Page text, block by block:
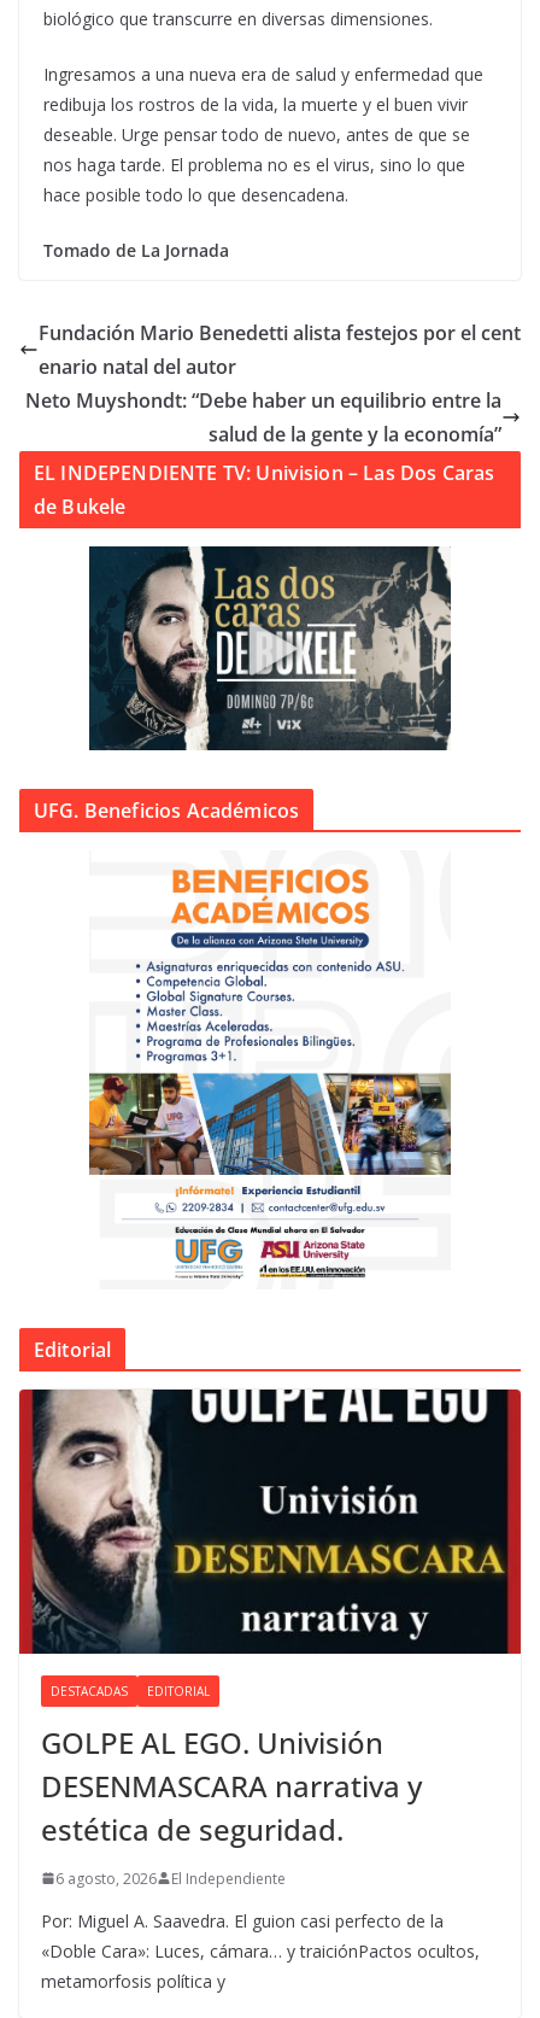
biológico que transcurre en diversas dimensiones.
Ingresamos a una nueva era de salud y enfermedad que
redibuja los rostros de la vida, la muerte y el buen vivir
deseable. Urge pensar todo de nuevo, antes de que se
nos haga tarde. El problema no es el virus, sino lo que
hace posible todo lo que desencadena.
Tomado de La Jornada
Fundación Mario Benedetti alista festejos por el cent
enario natal del autor
Neto Muyshondt: “Debe haber un equilibrio entre la
salud de la gente y la economía”
EL INDEPENDIENTE TV: Univision – Las Dos Caras
de Bukele
UFG. Beneficios Académicos
Editorial
DESTACADAS EDITORIAL
GOLPE AL EGO. Univisión
DESENMASCARA narrativa y
estética de seguridad.
6 agosto, 2026 El Independiente
Por: Miguel A. Saavedra. El guion casi perfecto de la
«Doble Cara»: Luces, cámara… y traiciónPactos ocultos,
metamorfosis política y